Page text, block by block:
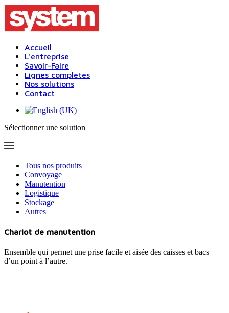
Accueil
L'entreprise
Savoir-Faire
Lignes complètes
Nos solutions
Contact
Sélectionner une solution
Tous nos produits
Convoyage
Manutention
Logistique
Stockage
Autres
Chariot de manutention
Ensemble qui permet une prise facile et aisée des caisses et bacs
d’un point à l’autre.